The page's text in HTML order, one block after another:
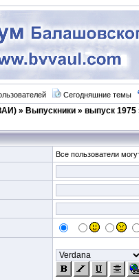
Сегодняшние темы
» Выпускники» выпуск 1975
Все пользователи